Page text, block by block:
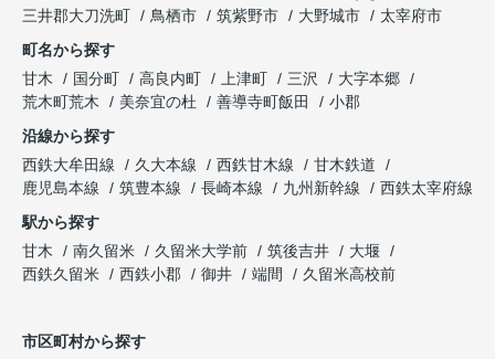
三井郡大刀洗町
鳥栖市 筑紫野市 大野城市
太宰府市
町名から探す
甘木
国分町 高良内町 上津町 三沢
大字本郷
荒木町荒木
美奈宜の杜 善導寺町飯田
小郡
沿線から探す
西鉄大牟田線
久大本線 西鉄甘木線
甘木鉄道
鹿児島本線
筑豊本線 長崎本線 九州新幹線
西鉄太宰府線
駅から探す
甘木
南久留米 久留米大学前 筑後吉井
大堰
西鉄久留米
西鉄小郡 御井 端間 久留米高校前
市区町村から探す